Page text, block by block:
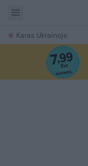
Karas Ukrainoje